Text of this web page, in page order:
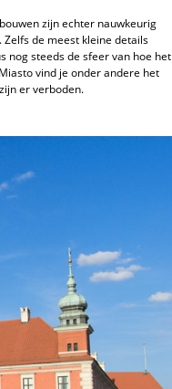
zijn echter nauwkeurig
de meest kleine details
nog steeds de sfeer van hoe het
vind je onder andere het
er verboden.